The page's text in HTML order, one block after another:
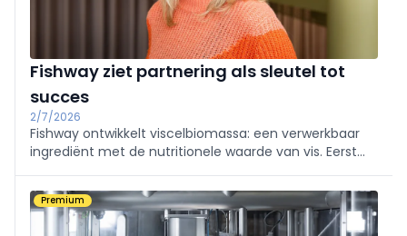
Fishway ziet partnering als sleutel tot
succes
2/7/2026
Fishway ontwikkelt viscelbiomassa: een verwerkbaar
ingrediënt met de nutritionele waarde van vis. Eerst
ook voedingsbedrijven een veilige, stabiele en
schaalbare bron van visingrediënten aanreiken.
Premium